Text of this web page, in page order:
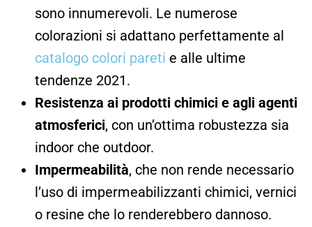
sono innumerevoli. Le numerose
colorazioni si adattano perfettamente al
catalogo colori pareti e alle ultime
tendenze 2021.
Resistenza ai prodotti chimici e agli agenti
atmosferici, con un’ottima robustezza sia
indoor che outdoor.
Impermeabilità, che non rende necessario
l’uso di impermeabilizzanti chimici, vernici
o resine che lo renderebbero dannoso.